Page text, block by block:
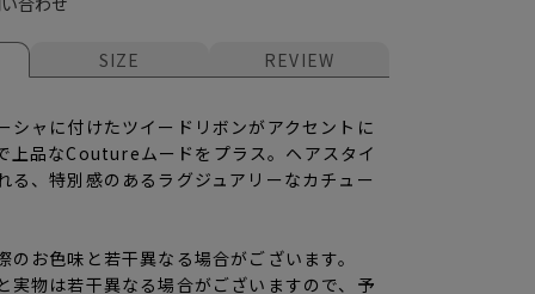
SIZE REVIEW
シャに付けたツイードリボンがアクセントに
上品なCoutureムードをプラス。ヘアスタイ
る、特別感のあるラグジュアリーなカチュー
お色味と若干異なる場合がございます。
物は若干異なる場合がございますので、予